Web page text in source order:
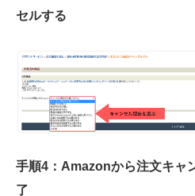
セルする
手順4：Amazonから注文キャ
了